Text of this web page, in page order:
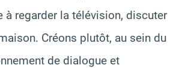
à regarder la télévision, discuter
Créons plutôt, au sein du
de dialogue et